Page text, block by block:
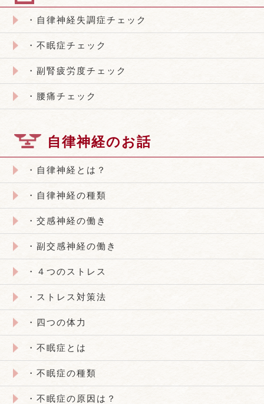
・自律神経失調症チェック
・不眠症チェック
・副腎疲労度チェック
・腰痛チェック
自律神経のお話
・自律神経とは？
・自律神経の種類
・交感神経の働き
・副交感神経の働き
・４つのストレス
・ストレス対策法
・四つの体力
・不眠症とは
・不眠症の種類
・不眠症の原因は？